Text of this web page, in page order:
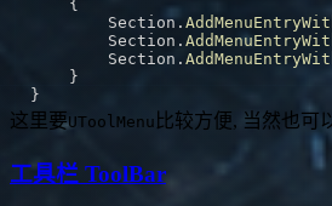
{
        Section
.
        Section
.
        Section
.
}
}
这里要UToolMenu 比较方便, 当然也可
工具栏 ToolBar